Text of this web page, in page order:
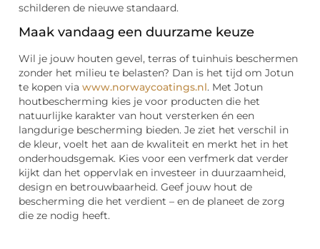
schilderen de nieuwe standaard.
Maak vandaag een duurzame keuze
Wil je jouw houten gevel, terras of tuinhuis beschermen
zonder het milieu te belasten? Dan is het tijd om Jotun
te kopen via www.norwaycoatings.nl. Met Jotun
houtbescherming kies je voor producten die het
natuurlijke karakter van hout versterken én een
langdurige bescherming bieden. Je ziet het verschil in
de kleur, voelt het aan de kwaliteit en merkt het in het
onderhoudsgemak. Kies voor een verfmerk dat verder
kijkt dan het oppervlak en investeer in duurzaamheid,
design en betrouwbaarheid. Geef jouw hout de
bescherming die het verdient – en de planeet de zorg
die ze nodig heeft.